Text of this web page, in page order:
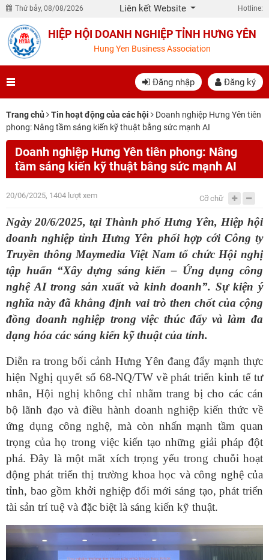
Thứ bảy, 08/08/2026 Liên kết Website Hotline:
HIỆP HỘI DOANH NGHIỆP TỈNH HƯNG YÊN
Hung Yen Business Association
Đăng nhập Đăng ký
Trang chủ Tin hoạt động của các hội
Doanh nghiệp Hưng Yên tiên
phong: Nâng tầm sáng kiến kỹ thuật bằng sức mạnh AI
Doanh nghiệp Hưng Yên tiên phong: Nâng
tầm sáng kiến kỹ thuật bằng sức mạnh AI
20/06/2025, 1404 lượt xem Cỡ chữ
Ngày 20/6/2025, tại Thành phố Hưng Yên, Hiệp hội
doanh nghiệp tỉnh Hưng Yên phối hợp cới Công ty
Truyền thông Maymedia Việt Nam tổ chức Hội nghị
tập huấn “Xây dựng sáng kiến – Ứng dụng công
nghệ AI trong sản xuất và kinh doanh”. Sự kiện ý
nghĩa này đã khẳng định vai trò then chốt của cộng
đồng doanh nghiệp trong việc thúc đẩy và làm đa
dạng hóa các sáng kiến kỹ thuật của tỉnh.
Diễn ra trong bối cảnh Hưng Yên đang đẩy mạnh thực
hiện Nghị quyết số 68-NQ/TW về phát triển kinh tế tư
nhân, Hội nghị không chỉ nhằm trang bị cho các cán
bộ lãnh đạo và điều hành doanh nghiệp kiến thức về
ứng dụng công nghệ, mà còn nhấn mạnh tầm quan
trọng của họ trong việc kiến tạo những giải pháp đột
phá. Đây là một mắt xích trọng yếu trong chuỗi hoạt
động phát triển thị trường khoa học và công nghệ của
tỉnh, bao gồm khởi nghiệp đổi mới sáng tạo, phát triển
tài sản trí tuệ và đặc biệt là sáng kiến kỹ thuật.